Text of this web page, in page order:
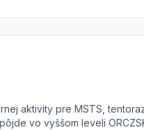
aktivity pre MSTS,
vo vyššom leveli